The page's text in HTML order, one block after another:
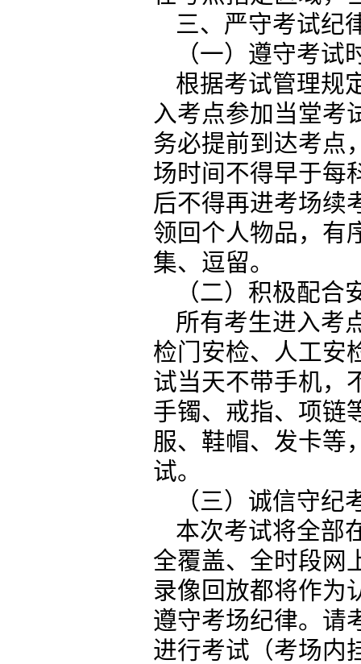
三、严守考试纪
（一）遵守考试
根据考试管理规
入考点参加当堂考
务必提前到达考点
场时间不得早于每
后不得再进考场续
领回个人物品，有
集、逗留。
（二）积极配合
所有考生进入考
检门安检、人工安
试当天不带手机，
手镯、戒指、项链
服、鞋帽、发卡等
试。
（三）诚信守纪
本次考试将全部
全覆盖、全时段网
录像回放都将作为
遵守考场纪律。请
进行考试（考场内